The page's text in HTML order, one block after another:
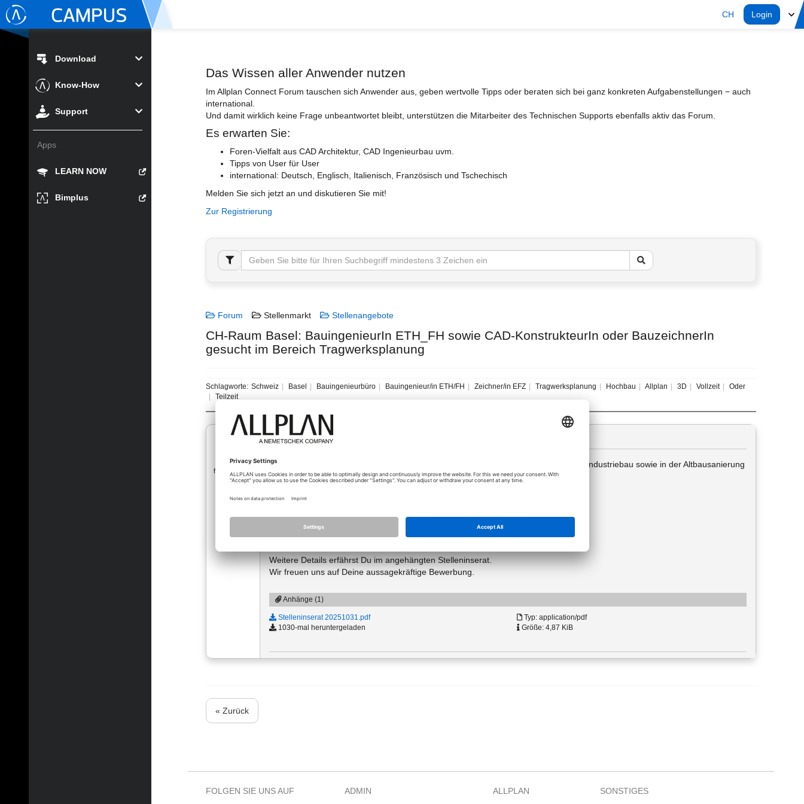
CH Login
Download
Know-How
Support
Apps
LEARN NOW
Bimplus
Das Wissen aller Anwender nutzen
Im Allplan Connect Forum tauschen sich Anwender aus, geben wertvolle Tipps oder beraten sich bei ganz konkreten Aufgabenstellungen − auch
international.
Und damit wirklich keine Frage unbeantwortet bleibt, unterstützen die Mitarbeiter des Technischen Supports ebenfalls aktiv das Forum.
Es erwarten Sie:
Foren-Vielfalt aus CAD Architektur, CAD Ingenieurbau uvm.
Tipps von User für User
international: Deutsch, Englisch, Italienisch, Französisch und Tschechisch
Melden Sie sich jetzt an und diskutieren Sie mit!
Zur Registrierung
Forum Stellenmarkt Stellenangebote
CH-Raum Basel: BauingenieurIn ETH_FH sowie CAD-KonstrukteurIn oder BauzeichnerIn
gesucht im Bereich Tragwerksplanung
Schlagworte: Schweiz Basel Bauingenieurbüro Bauingenieur/in ETH/FH Zeichner/in EFZ Tragwerksplanung Hochbau Allplan 3D Vollzeit
Oder
Teilzeit
fredi_schm…
03.11.2025 - 08:29
Wir bearbeiten sowohl Projekte im Neubau von Wohn- und Geschäftsgebäuden, im Industriebau sowie in der Altbausanierung
bzw Umbauten.
-CAD-Konstrukteur/-in
Weitere Details erfährst Du im angehängten Stelleninserat.
Wir freuen uns auf Deine aussagekräftige Bewerbung.
Anhänge (1)
Stelleninserat 20251031.pdf
Typ: application/pdf
1030-mal heruntergeladen
Größe: 4,87 KiB
« Zurück
FOLGEN SIE UNS AUF ADMIN ALLPLAN SONSTIGES